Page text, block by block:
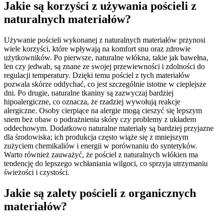
Jakie są korzyści z używania pościeli z
naturalnych materiałów?
Używanie pościeli wykonanej z naturalnych materiałów przynosi
wiele korzyści, które wpływają na komfort snu oraz zdrowie
użytkowników. Po pierwsze, naturalne włókna, takie jak bawełna,
len czy jedwab, są znane ze swojej przewiewności i zdolności do
regulacji temperatury. Dzięki temu pościel z tych materiałów
pozwala skórze oddychać, co jest szczególnie istotne w cieplejsze
dni. Po drugie, naturalne tkaniny są zazwyczaj bardziej
hipoalergiczne, co oznacza, że rzadziej wywołują reakcje
alergiczne. Osoby cierpiące na alergie mogą cieszyć się lepszym
snem bez obaw o podrażnienia skóry czy problemy z układem
oddechowym. Dodatkowo naturalne materiały są bardziej przyjazne
dla środowiska; ich produkcja często wiąże się z mniejszym
zużyciem chemikaliów i energii w porównaniu do syntetyków.
Warto również zauważyć, że pościel z naturalnych włókien ma
tendencję do lepszego wchłaniania wilgoci, co sprzyja utrzymaniu
świeżości i czystości.
Jakie są zalety pościeli z organicznych
materiałów?